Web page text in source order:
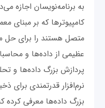
به برنامه‌نویسان اجازه
کامپیوترها که بر مبنای
متصل هستند را برای حل
عظیمی از داده‌ها و
پردازش بزرگ داده‌ها و
نرم‌افزار قدرتمندی برای
بزرگ داده‌ها معرفی کرده